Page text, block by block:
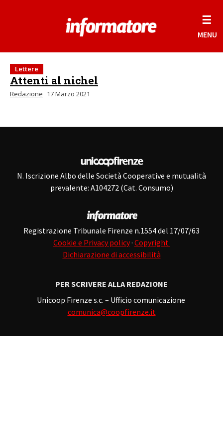
☰
MENU
Lettere
Attenti al nichel
Redazione 17 Marzo 2021
N. Iscrizione Albo delle Società Cooperative e mutualità
prevalente: A104272 (Cat. Consumo)
Registrazione Tribunale Firenze n.1554 del 17/07/63
Cookie e Privacy policy· Copyright
Dichiarazione di accessibilità
PER SCRIVERE ALLA REDAZIONE
Unicoop Firenze s.c. – Ufficio comunicazione
comunica@coopfirenze.it